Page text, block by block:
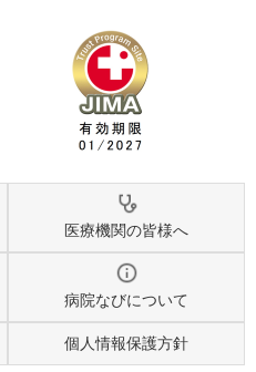
医療機関の皆様へ
病院なびについて
個人情報保護方針